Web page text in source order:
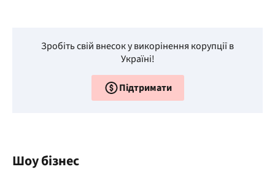
Зробіть свій внесок у викорінення корупції в
Україні!
Підтримати
Шоу бізнес